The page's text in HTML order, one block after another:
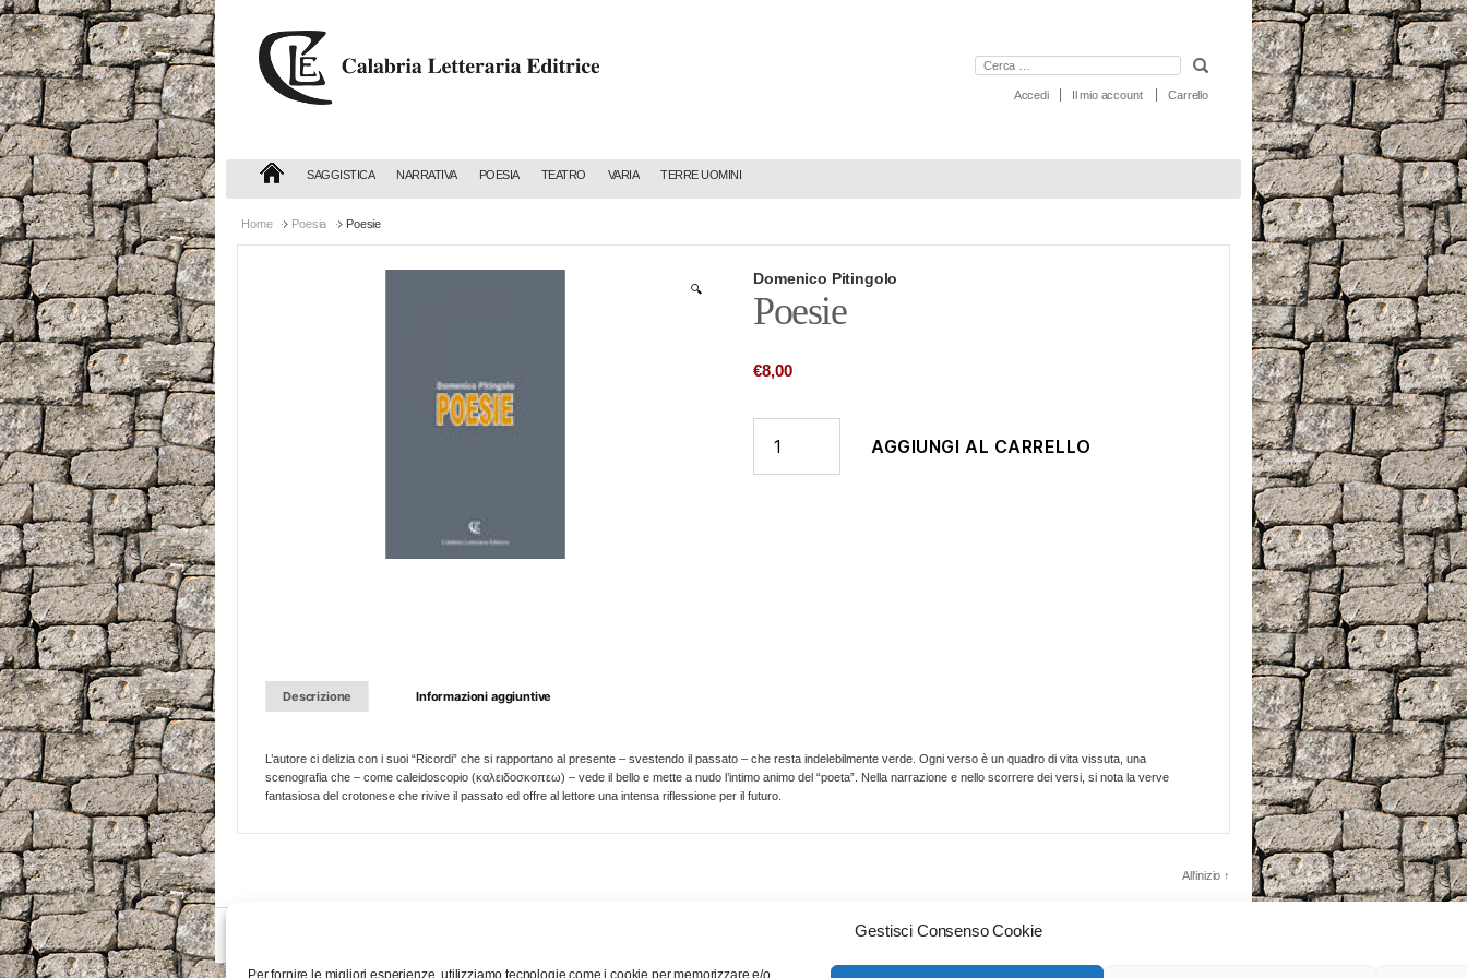
Gestisci Consenso Cookie
Per fornire le migliori esperienze, utilizziamo tecnologie come i cookie per memorizzare e/o
Cerca:
Accedi Il mio account Carrello
SAGGISTICA NARRATIVA POESIA TEATRO VARIA TERRE UOMINI
Home Poesia Poesie
🔍
Domenico Pitingolo
Poesie
€8,00
quantità
AGGIUNGI AL CARRELLO
Descrizione Informazioni aggiuntive
L’autore ci delizia con i suoi “Ricordi” che si rapportano al presente – svestendo il passato – che resta indelebilmente verde. Ogni verso è un quadro di vita vissuta, una
scenografia che – come caleidoscopio (καλειδοσκοπεω) – vede il bello e mette a nudo l’intimo animo del “poeta”. Nella narrazione e nello scorrere dei versi, si nota la verve
fantasiosa del crotonese che rivive il passato ed offre al lettore una intensa riflessione per il futuro.
All'inizio ↑
Contattaci